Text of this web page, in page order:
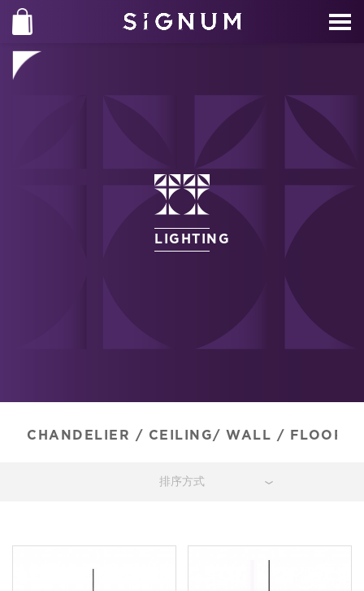
LIGHTING
CHANDELIER / CEILING/ WALL / FLOOR